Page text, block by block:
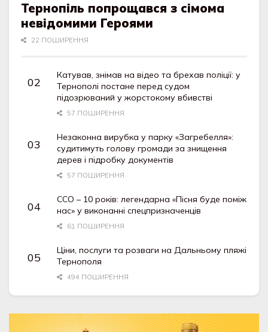
Тернопіль попрощався з сімома
невідомими Героями
22 ПОШИРЕННЯ
Катував, знімав на відео та брехав поліції: у
Тернополі постане перед судом
підозрюваний у жорстокому вбивстві
57 ПОШИРЕННЯ
Незаконна вирубка у парку «Загребелля»:
судитимуть голову громади за знищення
дерев і підробку документів
57 ПОШИРЕННЯ
ССО – 10 років: легендарна «Пісня буде поміж
нас» у виконанні спецпризначенців
61 ПОШИРЕННЯ
Ціни, послуги та розваги на Дальньому пляжі
Тернополя
494 ПОШИРЕННЯ